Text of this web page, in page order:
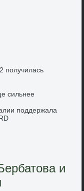
получилась
сильнее
поддержала
и